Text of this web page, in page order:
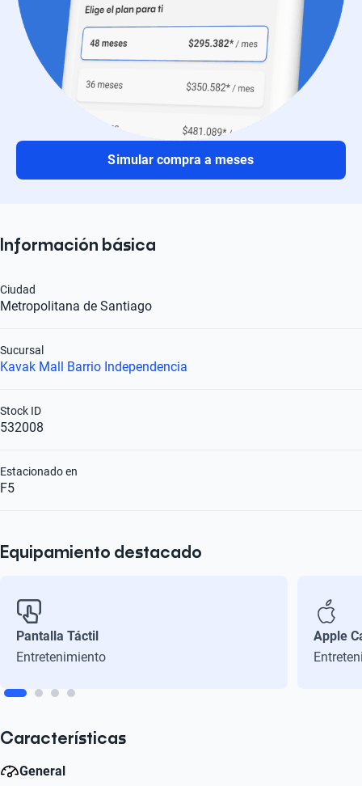
Simular compra a meses
Información básica
Metropolitana de Santiago
Ciudad
Kavak Mall Barrio Independencia
Sucursal
532008
Stock ID
F5
Estacionado en
Equipamiento destacado
Pantalla Táctil
Entretenimiento
Apple
Características
General